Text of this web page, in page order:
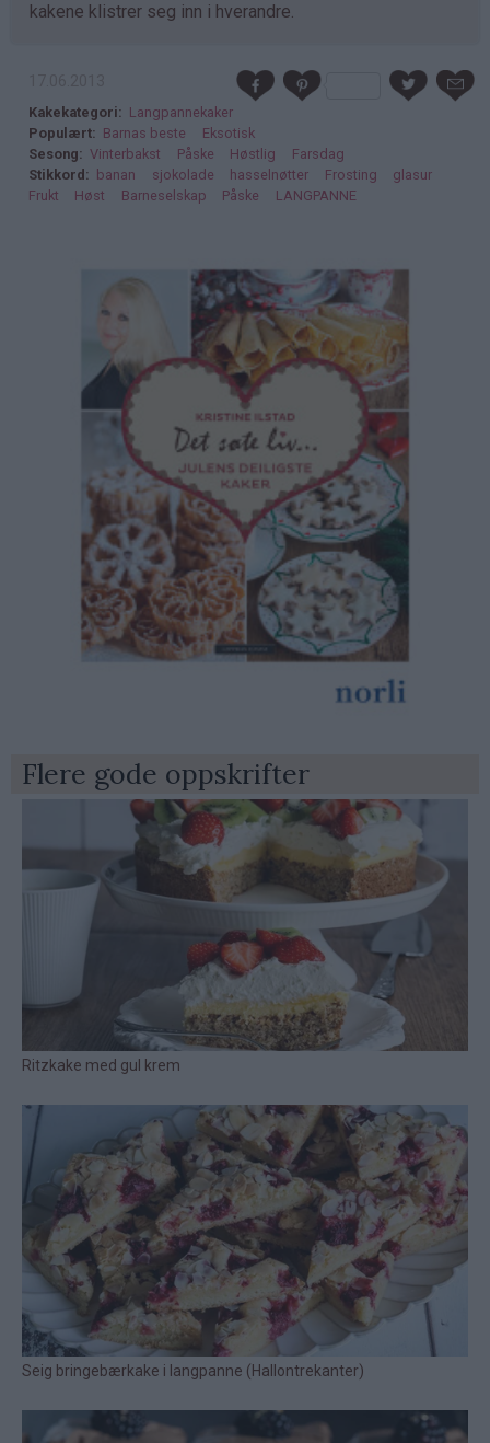
kakene klistrer seg inn i hverandre.
Kakekategori
Langpannekaker
Populært
Barnas beste
Eksotisk
Sesong
Vinterbakst Påske Høstlig
Farsdag
Stikkord
banan sjokolade hasselnøtter Frosting
glasur
Frukt
Høst Barneselskap Påske LANGPANNE